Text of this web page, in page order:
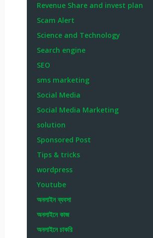
Revenue Share and invest plan
Scam Alert
Science and Technology
Search engine
SEO
sms marketing
Social Media
Social Media Marketing
solution
Sponsored Post
Tips & tricks
wordpress
Youtube
অনলাইন ব্যবসা
অনলাইনে কাজ
অনলাইনে চাকরি